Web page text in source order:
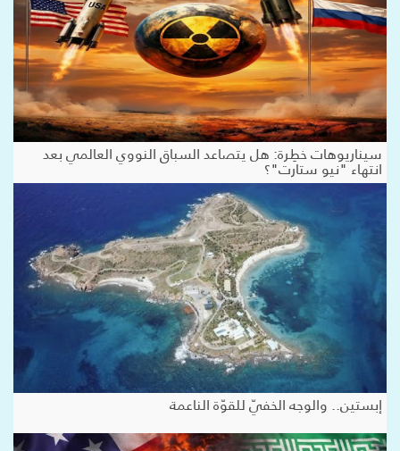
سيناريوهات خطِرة: هل يتصاعد السباق النووي العالمي بعد
انتهاء "نيو ستارت"؟
إبستين.. والوجه الخفيّ للقوّة الناعمة